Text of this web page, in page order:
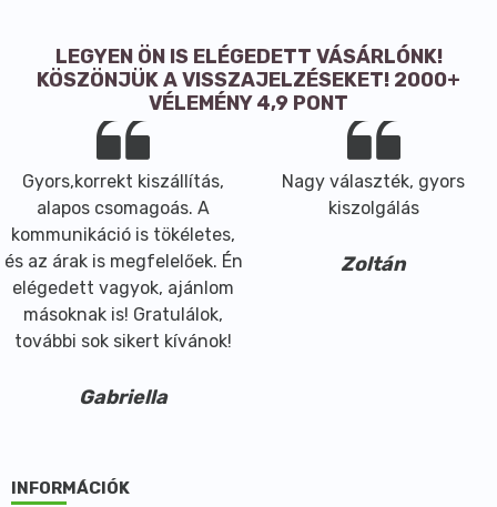
LEGYEN ÖN IS ELÉGEDETT VÁSÁRLÓNK!
KÖSZÖNJÜK A VISSZAJELZÉSEKET! 2000+
VÉLEMÉNY 4,9 PONT
Gyors,korrekt kiszállítás,
alapos csomagoás. A
kommunikáció is tökéletes,
és az árak is megfelelőek. Én
elégedett vagyok, ajánlom
másoknak is! Gratulálok,
további sok sikert kívánok!
Gabriella
Nagy választék, gyors
kiszolgálás
Zoltán
INFORMÁCIÓK